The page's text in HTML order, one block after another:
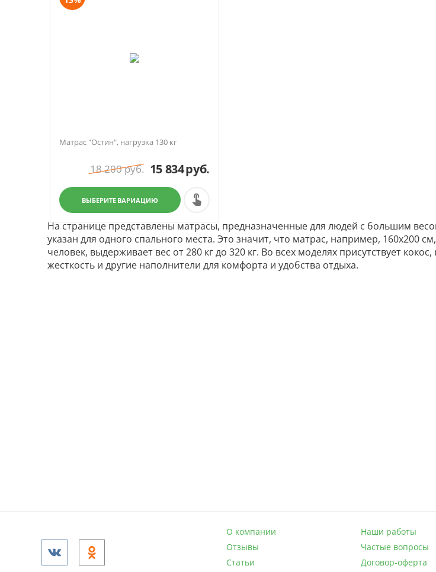
Матрас "Остин", нагрузка 130 кг
18 200руб. 15 834руб.
ВЫБЕРИТЕ ВАРИАЦИЮ
На странице представлены матрасы, предназначенные для людей с большим
указан для одного спального места. Это значит, что матрас, например, 160х200
человек, выдерживает вес от 280 кг до 320 кг. Во всех моделях присутствует
жесткость и другие наполнители для комфорта и удобства отдыха.
О компании
Отзывы
Статьи
Наши работы
Частые вопросы
Договор-оферта